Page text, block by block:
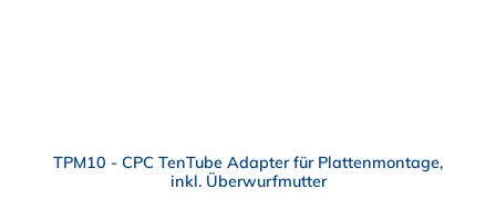
TPM10 - CPC TenTube Adapter für Plattenmontage,
inkl. Überwurfmutter